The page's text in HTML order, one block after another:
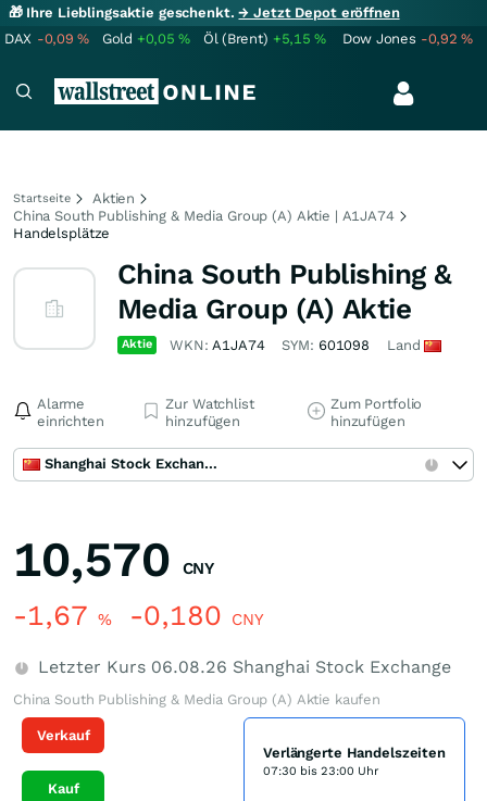
🎁 Ihre Lieblingsaktie geschenkt.→ Jetzt Depot eröffnen
DAX -0,09% Gold +0,05% Öl (Brent) +5,15% Dow Jones -0,92%
Startseite
Aktien
China South Publishing & Media Group (A) Aktie | A1JA74
Handelsplätze
China South Publishing &
Media Group (A) Aktie
Aktie WKN:A1JA74 SYM: 601098 Land
Alarme
einrichten
Zur Watchlist
hinzufügen
Zum Portfolio
hinzufügen
Shanghai Stock Exchange
10,570 CNY
-1,67 % -0,180 CNY
Letzter Kurs 06.08.26 Shanghai Stock Exchange
China South Publishing & Media Group (A) Aktie kaufen
Verkauf
Kauf
Verlängerte Handelszeiten
07:30 bis 23:00 Uhr